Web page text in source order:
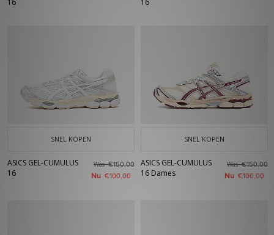
16
16
SNEL KOPEN
ASICS GEL-CUMULUS
16
Was€150,00
Nu €100,00
SNEL KOPEN
ASICS GEL-CUMULUS
16 Dames
Was€150,00
Nu €100,00